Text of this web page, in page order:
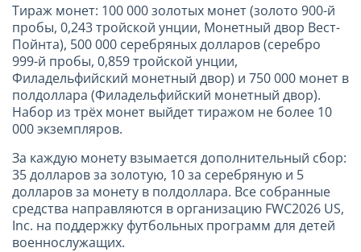
Тираж монет: 100 000 золотых монет (золото 900-й
пробы, 0,243 тройской унции, Монетный двор Вест-
Пойнта), 500 000 серебряных долларов (серебро
999-й пробы, 0,859 тройской унции,
Филадельфийский монетный двор) и 750 000 монет в
полдоллара (Филадельфийский монетный двор).
Набор из трёх монет выйдет тиражом не более 10
000 экземпляров.
За каждую монету взымается дополнительный сбор:
35 долларов за золотую, 10 за серебряную и 5
долларов за монету в полдоллара. Все собранные
средства направляются в организацию FWC2026 US,
Inc. на поддержку футбольных программ для детей
военнослужащих.